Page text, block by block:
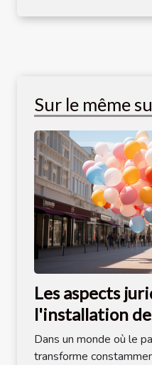
Sur le même
Les aspects
l'installation
publicitaires
Dans un monde où le
transforme